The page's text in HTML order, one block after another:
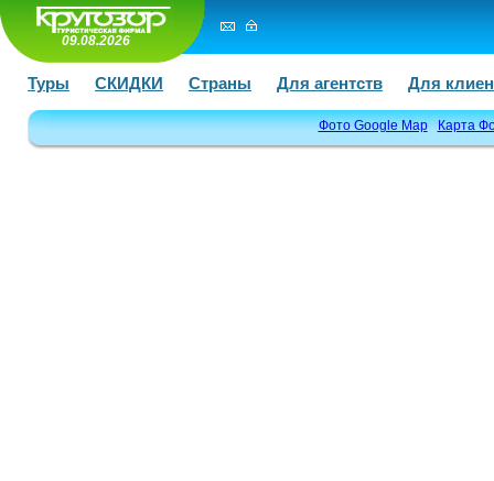
09.08.2026
Туры СКИДКИ Страны Для агентств Для
Фото Google Map Карта